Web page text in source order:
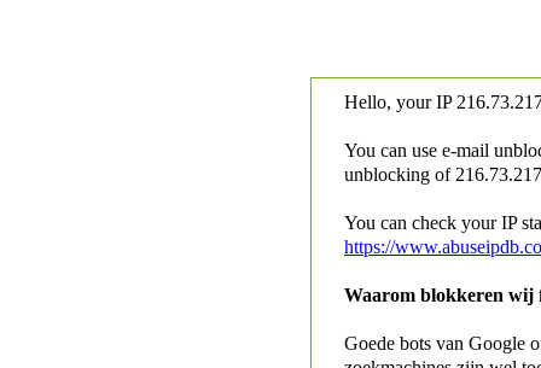
Hello, your IP
You can use e-mail
unblocking of
You can check your IP
https://
Waarom blokkeren wij
Goede bots van Google